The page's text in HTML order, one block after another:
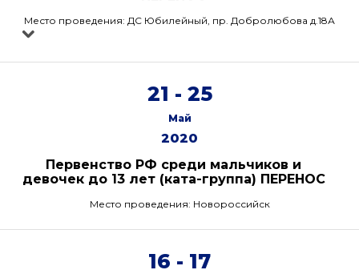
Место проведения: ДС Юбилейный, пр. Добролюбова д.18А
21 - 25
Май
2020
Первенство РФ среди мальчиков и
девочек до 13 лет (ката-группа) ПЕРЕНОС
Место проведения: Новороссийск
16 - 17